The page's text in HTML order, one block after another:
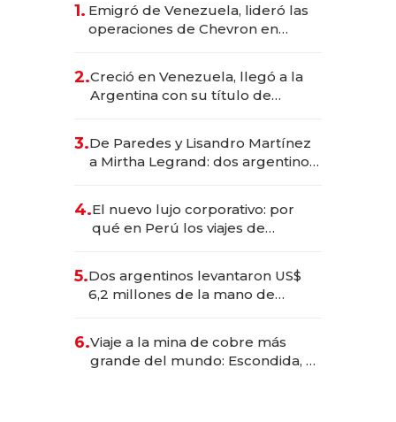
1. Emigró de Venezuela, lideró las
operaciones de Chevron en
2.Creció en Venezuela, llegó a la
Argentina con su título de
las marcas "fast premium"
3.De Paredes y Lisandro Martínez
a Mirtha Legrand: dos argentinos
4.El nuevo lujo corporativo: por
qué en Perú los viajes de
para convertirse en experiencias
transformadoras
5.Dos argentinos levantaron US$
6,2 millones de la mano de
6.Viaje a la mina de cobre más
grande del mundo: Escondida, el